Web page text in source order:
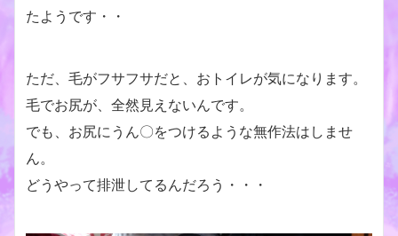
たようです・・
ただ、毛がフサフサだと、おトイレが気になります。
毛でお尻が、全然見えないんです。
でも、お尻にうん〇をつけるような無作法はしませ
ん。
どうやって排泄してるんだろう・・・